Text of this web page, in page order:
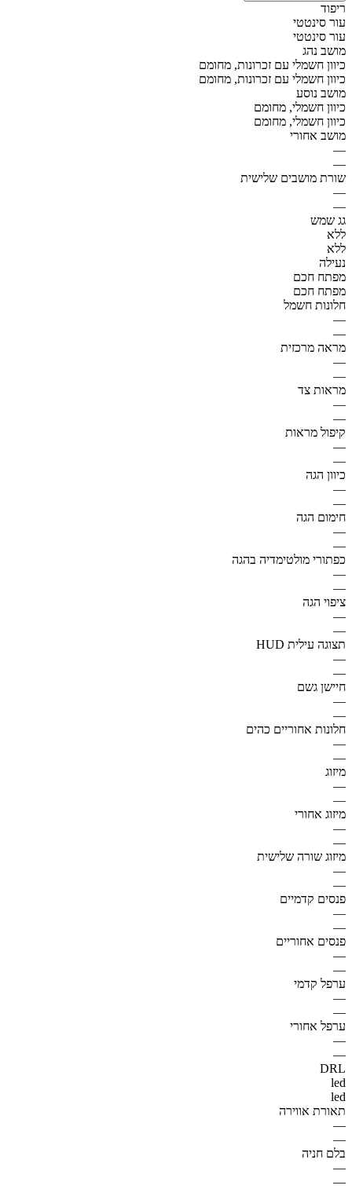
ריפוד
עור סינטטי
עור סינטטי
מושב נהג
כיוון חשמלי עם זכרונות, מחומם
כיוון חשמלי עם זכרונות, מחומם
מושב נוסע
כיוון חשמלי, מחומם
כיוון חשמלי, מחומם
מושב אחורי
—
—
שורת מושבים שלישית
—
—
גג שמש
ללא
ללא
נעילה
מפתח חכם
מפתח חכם
חלונות חשמל
—
—
מראה מרכזית
—
—
מראות צד
—
—
קיפול מראות
—
—
כיוון הגה
—
—
חימום הגה
—
—
כפתורי מולטימדיה בהגה
—
—
ציפוי הגה
—
—
תצוגה עילית HUD
—
—
חיישן גשם
—
—
חלונות אחוריים כהים
—
—
מיזוג
—
—
מיזוג אחורי
—
—
מיזוג שורה שלישית
—
—
פנסים קדמיים
—
—
פנסים אחוריים
—
—
ערפל קדמי
—
—
ערפל אחורי
—
—
DRL
led
led
תאורת אווירה
—
—
בלם חניה
—
—